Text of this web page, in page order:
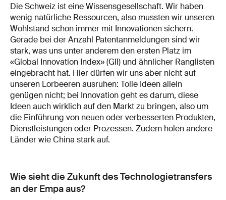
Die Schweiz ist eine Wissensgesellschaft. Wir haben
wenig natürliche Ressourcen, also mussten wir unseren
Wohlstand schon immer mit Innovationen sichern.
Gerade bei der Anzahl Patentanmeldungen sind wir
stark, was uns unter anderem den ersten Platz im
«Global Innovation Index» (GII) und ähnlicher Ranglisten
eingebracht hat. Hier dürfen wir uns aber nicht auf
unseren Lorbeeren ausruhen: Tolle Ideen allein
genügen nicht; bei Innovation geht es darum, diese
Ideen auch wirklich auf den Markt zu bringen, also um
die Einführung von neuen oder verbesserten Produkten,
Dienstleistungen oder Prozessen. Zudem holen andere
Länder wie China stark auf.
Wie sieht die Zukunft des Technologietransfers
an der Empa aus?